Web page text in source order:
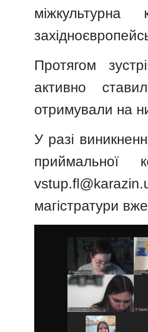
міжкультурна
Протягом
активно
отримували на
У разі
приймальної
магістратури